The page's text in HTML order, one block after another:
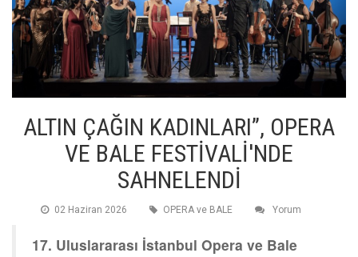
ALTIN ÇAĞIN KADINLARI”, OPERA
VE BALE FESTİVALİ'NDE
SAHNELENDİ
02 Haziran 2026 OPERA ve BALE Yorum
17. Uluslararası İstanbul Opera ve Bale